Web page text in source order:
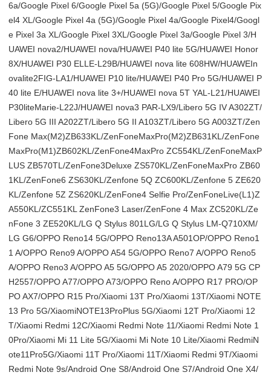
6a/Google Pixel 6/Google Pixel 5a (5G)/Google Pixel 5/Google Pix
el4 XL/Google Pixel 4a (5G)/Google Pixel 4a/Google Pixel4/Googl
e Pixel 3a XL/Google Pixel 3XL/Google Pixel 3a/Google Pixel 3/H
UAWEI nova2/HUAWEI nova/HUAWEI P40 lite 5G/HUAWEI Honor
8X/HUAWEI P30 ELLE-L29B/HUAWEI nova lite 608HW/HUAWEIn
ovalite2FIG-LA1/HUAWEI P10 lite/HUAWEI P40 Pro 5G/HUAWEI P
40 lite E/HUAWEI nova lite 3+/HUAWEI nova 5T YAL-L21/HUAWEI
P30liteMarie-L22J/HUAWEI nova3 PAR-LX9/Libero 5G IV A302ZT/
Libero 5G III A202ZT/Libero 5G II A103ZT/Libero 5G A003ZT/Zen
Fone Max(M2)ZB633KL/ZenFoneMaxPro(M2)ZB631KL/ZenFone
MaxPro(M1)ZB602KL/ZenFone4MaxPro ZC554KL/ZenFoneMaxP
LUS ZB570TL/ZenFone3Deluxe ZS570KL/ZenFoneMaxPro ZB60
1KL/ZenFone6 ZS630KL/Zenfone 5Q ZC600KL/Zenfone 5 ZE620
KL/Zenfone 5Z ZS620KL/ZenFone4 Selfie Pro/ZenFoneLive(L1)Z
A550KL/ZC551KL ZenFone3 Laser/ZenFone 4 Max ZC520KL/Ze
nFone 3 ZE520KL/LG Q Stylus 801LG/LG Q Stylus LM-Q710XM/
LG G6/OPPO Reno14 5G/OPPO Reno13A A501OP/OPPO Reno1
1 A/OPPO Reno9 A/OPPO A54 5G/OPPO Reno7 A/OPPO Reno5
A/OPPO Reno3 A/OPPO A5 5G/OPPO A5 2020/OPPO A79 5G CP
H2557/OPPO A77/OPPO A73/OPPO Reno A/OPPO R17 PRO/OP
PO AX7/OPPO R15 Pro/Xiaomi 13T Pro/Xiaomi 13T/Xiaomi NOTE
13 Pro 5G/XiaomiNOTE13ProPlus 5G/Xiaomi 12T Pro/Xiaomi 12
T/Xiaomi Redmi 12C/Xiaomi Redmi Note 11/Xiaomi Redmi Note 1
0Pro/Xiaomi Mi 11 Lite 5G/Xiaomi Mi Note 10 Lite/Xiaomi RedmiN
ote11Pro5G/Xiaomi 11T Pro/Xiaomi 11T/Xiaomi Redmi 9T/Xiaomi
Redmi Note 9s/Android One S8/Android One S7/Android One X4/